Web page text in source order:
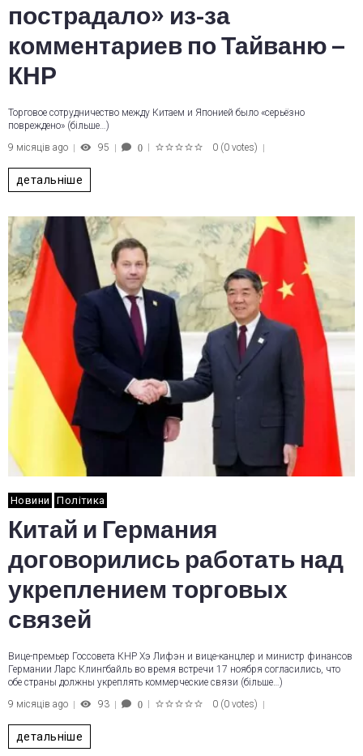
пострадало» из-за
комментариев по Тайваню –
КНР
Торговое сотрудничество между Китаем и Японией было «серьёзно
повреждено» (більше…)
9 місяців ago
95 0 0 (0 votes)
детальніше
Новини Політика
Китай и Германия
договорились работать над
укреплением торговых
связей
Вице-премьер Госсовета КНР Хэ Лифэн и вице-канцлер и министр финансов
Германии Ларс Клингбайль во время встречи 17 ноября согласились, что
обе страны должны укреплять коммерческие связи (більше…)
9 місяців ago
93 0 0 (0 votes)
детальніше